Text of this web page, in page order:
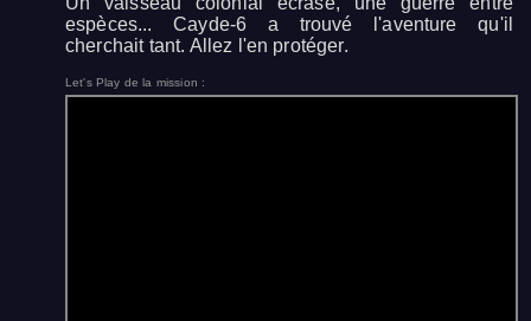
espèces... Cayde-6 a trouvé l'aventure qu'il
cherchait tant. Allez l'en protéger.
Let's Play de la mission :